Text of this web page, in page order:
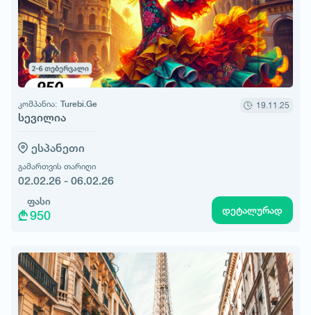
კომპანია: Turebi.Ge
სევილია
19.11.25
ესპანეთი
გამართვის თარიღი
02.02.26 - 06.02.26
ფასი
950 დეტალურად